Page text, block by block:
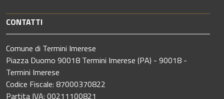
CONTATTI
Comune di Termini Imerese
Piazza Duomo 90018 Termini Imerese (PA) - 90018 -
Termini Imerese
Codice Fiscale: 87000370822
Partita IVA: 00211100821